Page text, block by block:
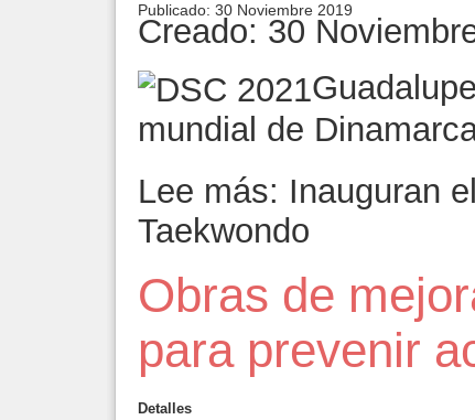
Publicado: 30 Noviembre 2019
Creado: 30
mundial de
Lee más: Inauguran
Taekwondo
Obras de
para prevenir
Detalles